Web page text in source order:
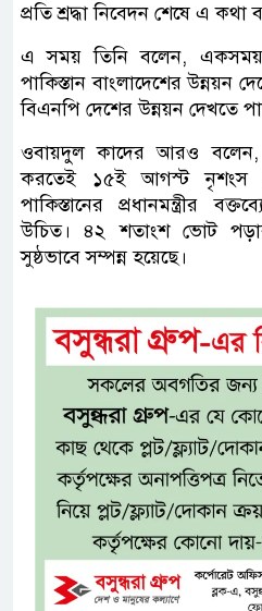
প্রতি শ্রদ্ধা নিবেদন শেষে এ কথা
এ সময় তিনি বলেন, একসময়
পাকিস্তান বাংলাদেশের উন্নয়ন
বিএনপি দেশের উন্নয়ন দেখতে
ওবায়দুল কাদের আরও বলেন,
করতেই ১৫ই আগস্ট নৃশংস
পাকিস্তানের প্রধানমন্ত্রীর
উচিত। ৪২ শতাংশ ভোট
সুষ্ঠভাবে সম্পন্ন হয়েছে।